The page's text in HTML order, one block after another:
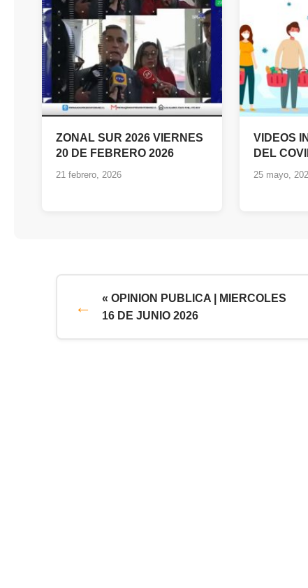
ZONAL SUR 2026 VIERNES
20 DE FEBRERO 2026
21 febrero, 2026
VIDEOS
DEL
25 mayo,
« OPINION PUBLICA | MIERCOLES
16 DE JUNIO 2026